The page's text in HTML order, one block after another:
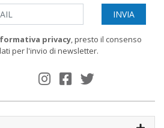
privacy, presto il consenso
per l'invio di newsletter.